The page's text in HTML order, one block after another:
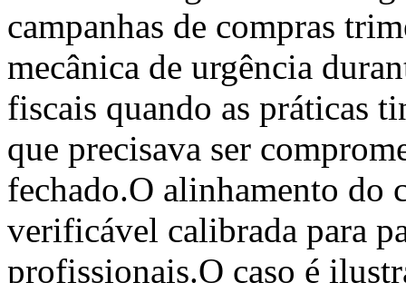
campanhas de compras
mecânica de urgência
fiscais quando as práticas
que precisava ser
fechado.O alinhamento
verificável calibrada para
profissionais.O caso é